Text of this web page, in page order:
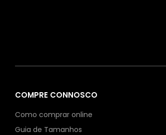
COMPRE CONNOSCO
Como comprar online
Guia de Tamanhos